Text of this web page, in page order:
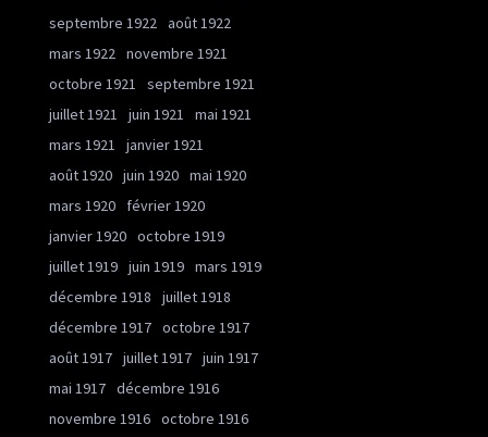
septembre 1922 août 1922
mars 1922 novembre 1921
octobre 1921
septembre 1921
juillet 1921
juin 1921
mai 1921
mars 1921
janvier 1921
août 1920 juin 1920 mai 1920
mars 1920
février 1920
janvier 1920 octobre 1919
juillet 1919 juin 1919 mars 1919
décembre 1918
juillet 1918
décembre 1917 octobre 1917
août 1917 juillet 1917 juin 1917
mai 1917 décembre 1916
novembre 1916 octobre 1916